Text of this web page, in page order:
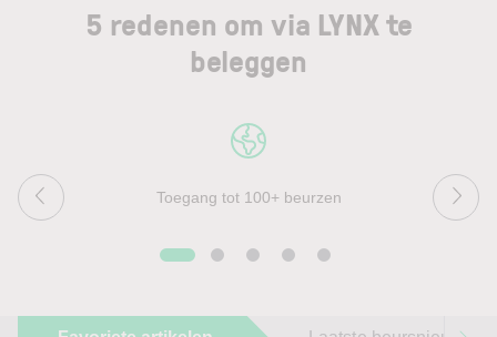
5 redenen om via LYNX te
beleggen
Toegang tot 100+ beurzen